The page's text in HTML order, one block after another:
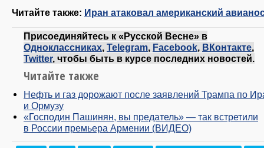
Читайте также: Иран атаковал американский
Присоединяйтесь к «Русской Весне» в
Одноклассниках, Telegram, Facebook, ВКонтакте,
Twitter, чтобы быть в курсе последних новостей.
Читайте также
Нефть и газ дорожают после заявлений Трампа по
и Ормузу
«Господин Пашинян, вы предатель» — так встретили
в России премьера Армении (ВИДЕО)